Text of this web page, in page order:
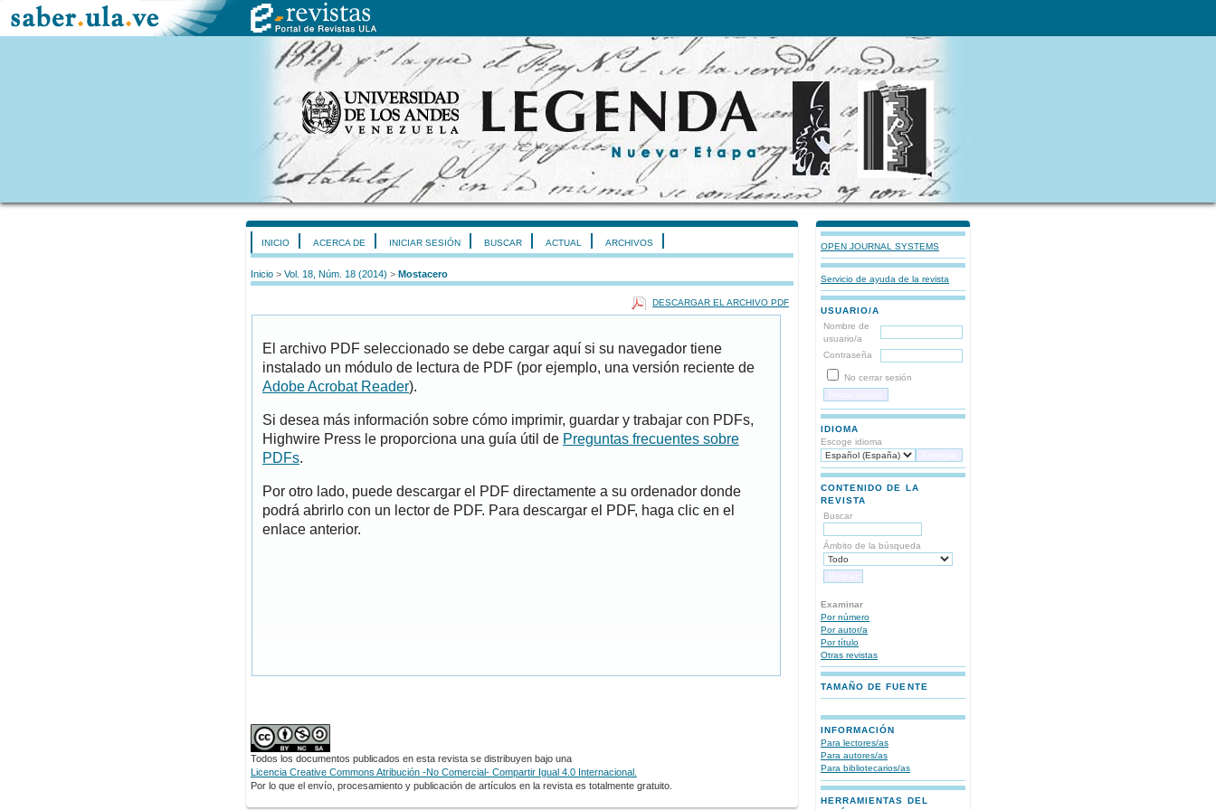
OPEN JOURNAL SYSTEMS
Servicio de ayuda de la revista
USUARIO/A
Nombre de
usuario/a
Contraseña
No cerrar sesión
IDIOMA
Escoge idioma
CONTENIDO DE LA
REVISTA
Buscar
Ámbito de la búsqueda
Examinar
Por número
Por autor/a
Por título
Otras revistas
TAMAÑO DE FUENTE
INFORMACIÓN
Para lectores/as
Para autores/as
Para bibliotecarios/as
HERRAMIENTAS DEL
INICIO ACERCA DE INICIAR SESIÓN BUSCAR ACTUAL ARCHIVOS
Inicio > Vol. 18, Núm. 18 (2014) > Mostacero
DESCARGAR EL ARCHIVO PDF
El archivo PDF seleccionado se debe cargar aquí si su navegador tiene
instalado un módulo de lectura de PDF (por ejemplo, una versión reciente de
Adobe Acrobat Reader).
Si desea más información sobre cómo imprimir, guardar y trabajar con PDFs,
Highwire Press le proporciona una guía útil de Preguntas frecuentes sobre
PDFs.
Por otro lado, puede descargar el PDF directamente a su ordenador donde
podrá abrirlo con un lector de PDF. Para descargar el PDF, haga clic en el
enlace anterior.
Todos los documentos publicados en esta revista se distribuyen bajo una
Licencia Creative Commons Atribución -No Comercial- Compartir Igual 4.0 Internacional.
Por lo que el envío, procesamiento y publicación de artículos en la revista es totalmente gratuito.